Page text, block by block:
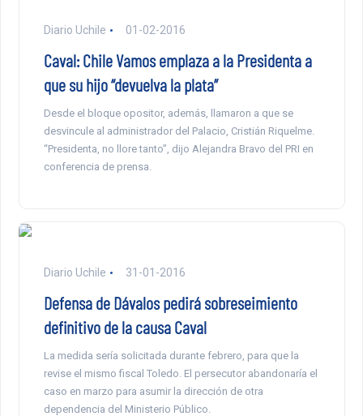
Diario Uchile 01-02-2016
Caval: Chile Vamos emplaza a la Presidenta a
que su hijo “devuelva la plata”
Desde el bloque opositor, además, llamaron a que se
desvincule al administrador del Palacio, Cristián Riquelme.
“Presidenta, no llore tanto”, dijo Alejandra Bravo del PRI en
conferencia de prensa.
Diario Uchile 31-01-2016
Defensa de Dávalos pedirá sobreseimiento
definitivo de la causa Caval
La medida sería solicitada durante febrero, para que la
revise el mismo fiscal Toledo. El persecutor abandonaría el
caso en marzo para asumir la dirección de otra
dependencia del Ministerio Público.